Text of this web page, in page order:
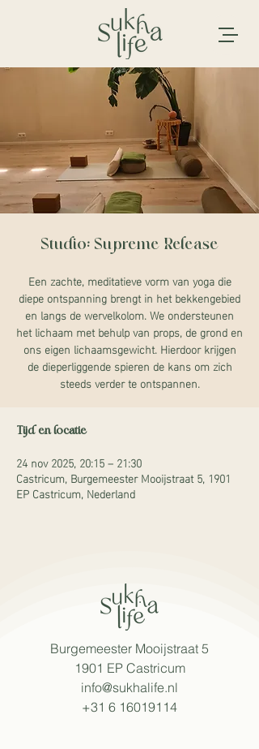
Studio: Supreme Release
Een zachte, meditatieve vorm van yoga die
diepe ontspanning brengt in het bekkengebied
en langs de wervelkolom. We ondersteunen
het lichaam met behulp van props, de grond en
ons eigen lichaamsgewicht. Hierdoor krijgen
de dieperliggende spieren de kans om zich
steeds verder te ontspannen.
Tijd en locatie
24 nov 2025, 20:15 – 21:30
Castricum, Burgemeester Mooijstraat 5, 1901
EP Castricum, Nederland
Burgemeester Mooijstraat 5
1901 EP Castricum​
info@sukhalife.nl
+31 6 16019114